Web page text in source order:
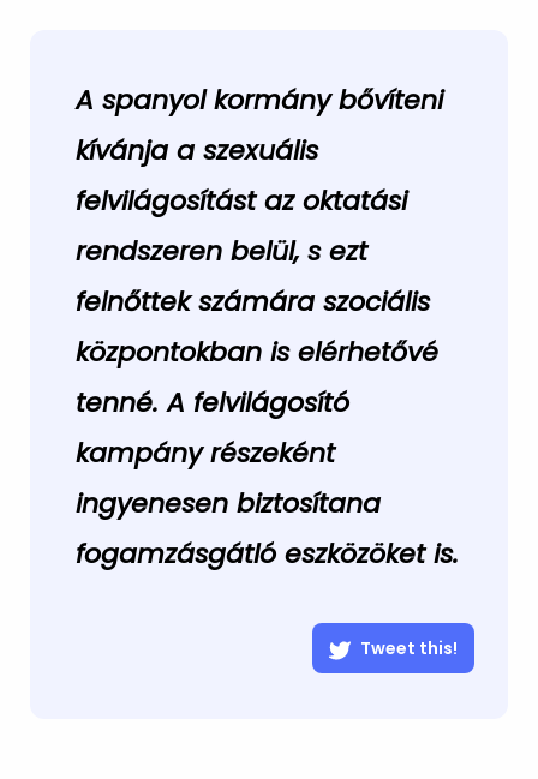
A spanyol kormánybővíteni
kívánja a szexuális
felvilágosítást az oktatási
rendszeren belül,s ezt
felnőttek számára szociális
központokban is elérhetővé
tenné. A felvilágosító
kampány részeként
ingyenesen biztosítana
fogamzásgátló eszközöket is.
Tweet this!